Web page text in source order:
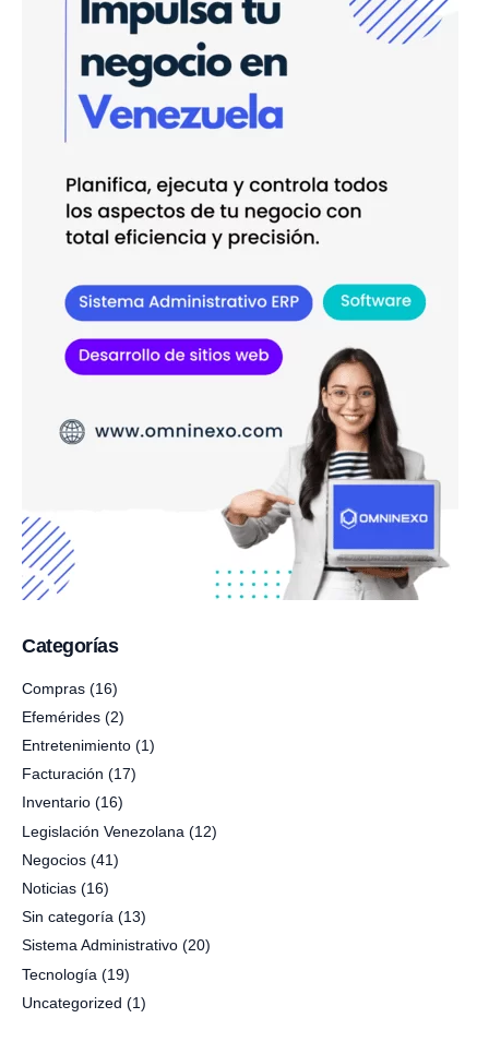
Categorías
Compras (16)
Efemérides (2)
Entretenimiento (1)
Facturación (17)
Inventario (16)
Legislación Venezolana (12)
Negocios (41)
Noticias (16)
Sin categoría (13)
Sistema Administrativo (20)
Tecnología (19)
Uncategorized (1)